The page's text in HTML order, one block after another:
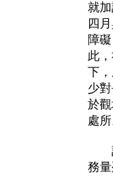
就
四
障
此
下
少
於
處
該
務量